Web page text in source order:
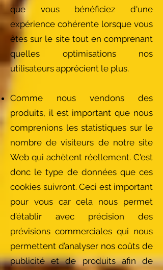
que vous bénéficiez d'une
expérience cohérente lorsque vous
êtes sur le site tout en comprenant
quelles optimisations nos
utilisateurs apprécient le plus.
Comme nous vendons des
produits, il est important que nous
comprenions les statistiques sur le
nombre de visiteurs de notre site
Web qui achètent réellement. C'est
donc le type de données que ces
cookies suivront. Ceci est important
pour vous car cela nous permet
d’établir avec précision des
prévisions commerciales qui nous
permettent d’analyser nos coûts de
publicité et de produits afin de